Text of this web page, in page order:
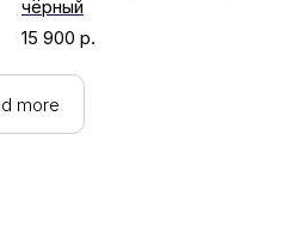
чёрный
15 900 р.
more